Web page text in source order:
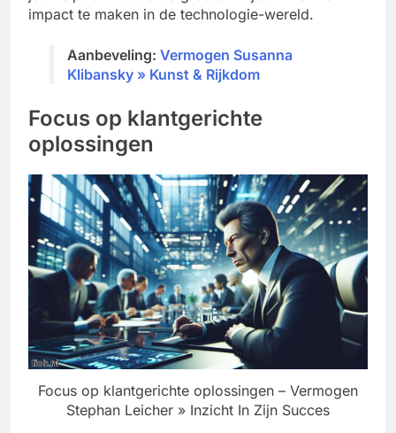
impact te maken in de technologie-wereld.
Aanbeveling: Vermogen Susanna
Klibansky » Kunst & Rijkdom
Focus op klantgerichte
oplossingen
Focus op klantgerichte oplossingen – Vermogen
Stephan Leicher » Inzicht In Zijn Succes